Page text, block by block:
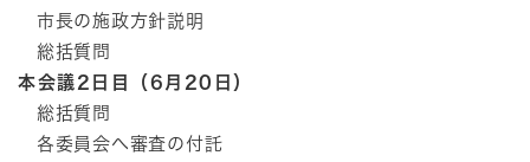
市長の施政方針説明
総括質問
本会議2日目（6月20日）
総括質問
各委員会へ審査の付託